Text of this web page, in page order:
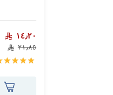
١٤٫٢٠
٢١٫٨٥
تقييم: